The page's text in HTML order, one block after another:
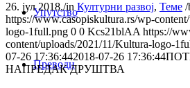
Упутство
Преводи
26. јул 2018./in Културни развој, Теме /
https://www.casopiskultura.rs/wp-
logo-1full.png 0 0 Kcs21blAA https://
content/uploads/2021/11/Kultura-logo-
07-26 17:36:442018-07-26 17:36:44
НАПРЕДАК ДРУШТВА